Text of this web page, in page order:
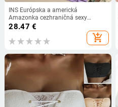
INS Európska a americká
Amazonka cezhraničná sexy
spodná bielizeň, výšivka s
farebnými blokmi, vysoká elasticita,
pohodlná, sexi a ťažká Štvordielna
28.47 €
add_shopping_cart